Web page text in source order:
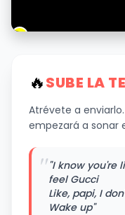
🔥SUBE LA
Atrévete a
empezará a sonar
""I know you're
feel Gucci
Like, papi, I
Wake up"